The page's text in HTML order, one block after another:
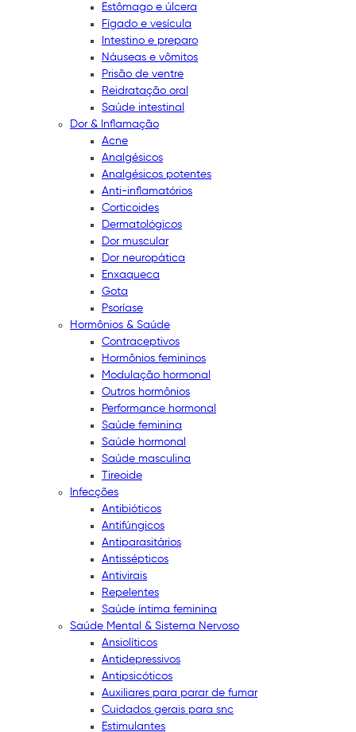
Estômago e úlcera
Fígado e vesícula
Intestino e preparo
Náuseas e vômitos
Prisão de ventre
Reidratação oral
Saúde intestinal
Dor & Inflamação
Acne
Analgésicos
Analgésicos potentes
Anti-inflamatórios
Corticoides
Dermatológicos
Dor muscular
Dor neuropática
Enxaqueca
Gota
Psoríase
Hormônios & Saúde
Contraceptivos
Hormônios femininos
Modulação hormonal
Outros hormônios
Performance hormonal
Saúde feminina
Saúde hormonal
Saúde masculina
Tireoide
Infecções
Antibióticos
Antifúngicos
Antiparasitários
Antissépticos
Antivirais
Repelentes
Saúde íntima feminina
Saúde Mental & Sistema Nervoso
Ansiolíticos
Antidepressivos
Antipsicóticos
Auxiliares para parar de fumar
Cuidados gerais para snc
Estimulantes